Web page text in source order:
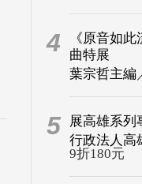
4
《原音如
曲特展
葉宗哲主編
5
展高雄系列
行政法人高
9折180元